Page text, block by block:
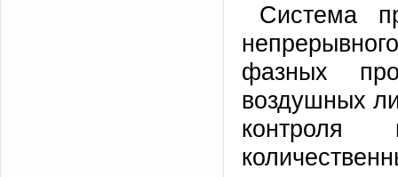
Система
фазных
воздушных
контроля